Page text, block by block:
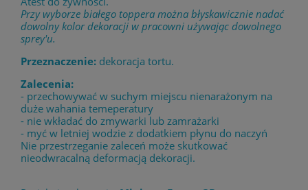
Przy wyborze białego toppera można błyskawicznie nadać
dowolny kolor dekoracji w pracowni używając dowolnego
sprey'u.
Przeznaczenie: dekoracja tortu.
Zalecenia:
- przechowywać w suchym miejscu nienarażonym na
duże wahania temeperatury
- nie wkładać do zmywarki lub zamrażarki
- myć w letniej wodzie z dodatkiem płynu do naczyń
Nie przestrzeganie zaleceń może skutkować
nieodwracalną deformacją dekoracji.